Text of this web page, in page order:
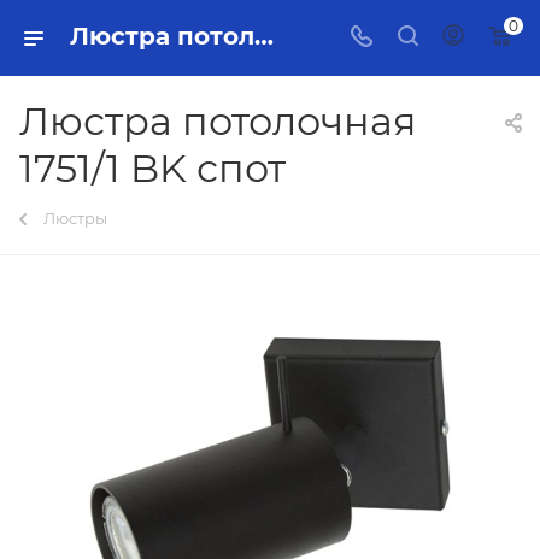
Люстра потолочная 1751/1 BK спот Тольятти - купить в интернет-магазине, каталог с ценами и характеристиками 0
Люстра потолочная
1751/1 BK спот
Люстры